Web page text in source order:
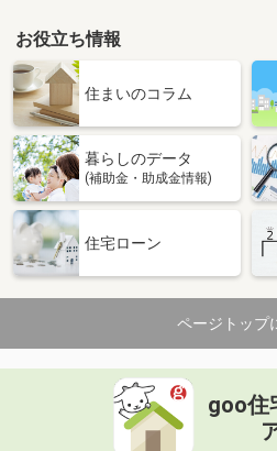
お役立ち情報
住まいのコラム
暮らしのデータ
(補助金・助成金情報)
住宅ローン
ページトップ
goo住